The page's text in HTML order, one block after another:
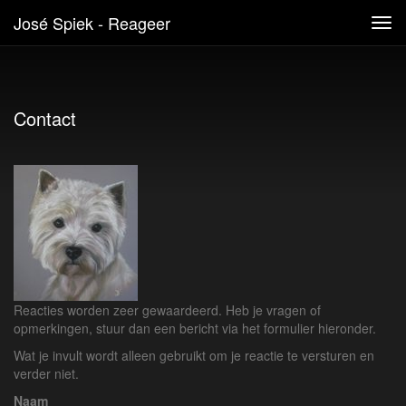
José Spiek - Reageer
Contact
Reacties worden zeer gewaardeerd. Heb je vragen of
opmerkingen, stuur dan een bericht via het formulier hieronder.
Wat je invult wordt alleen gebruikt om je reactie te versturen en
verder niet.
Naam